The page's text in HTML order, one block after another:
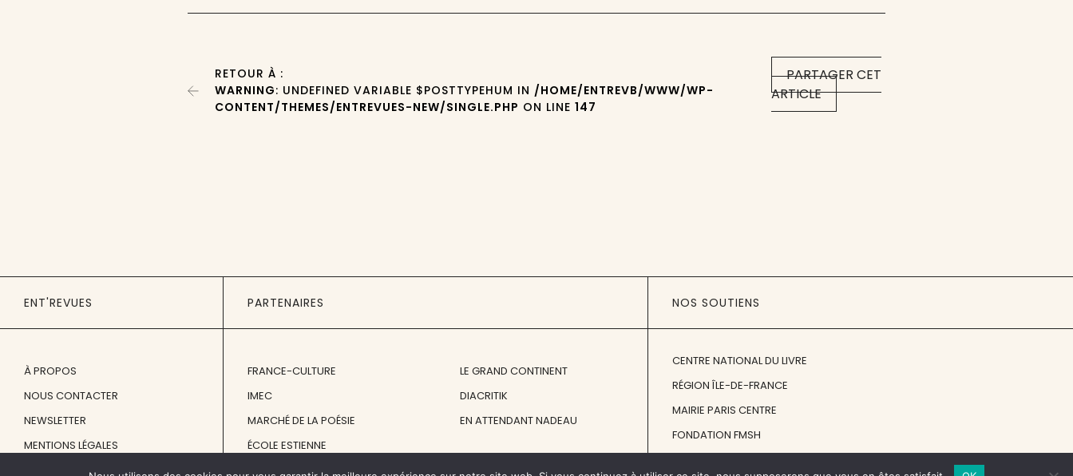
PARTAGER CET
ARTICLE
RETOUR À :
WARNING: UNDEFINED VARIABLE $POSTTYPEHUM IN /HOME/ENTREVB/WWW/WP-
CONTENT/THEMES/ENTREVUES-NEW/SINGLE.PHP ON LINE147
ENT'REVUES
À PROPOS
NOUS CONTACTER
NEWSLETTER
MENTIONS LÉGALES
PARTENAIRES
FRANCE-CULTURE
IMEC
MARCHÉ DE LA POÉSIE
ÉCOLE ESTIENNE
LE GRAND CONTINENT
DIACRITIK
EN ATTENDANT NADEAU
NOS SOUTIENS
CENTRE NATIONAL DU LIVRE
RÉGION ÎLE-DE-FRANCE
MAIRIE PARIS CENTRE
FONDATION FMSH